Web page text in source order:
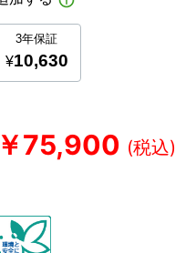
￥75,900